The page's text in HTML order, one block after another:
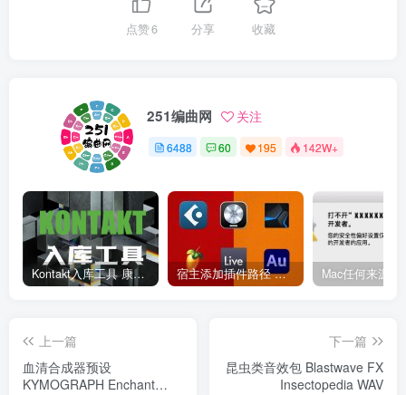
点赞6 分享 收藏
251编曲网 关注
6488 60 195 142W+
Kontakt入库工具 康泰克入库教程 宿主添加插件路径 插件路径设置 VSTPlugins路径
上一篇
血清合成器预设
KYMOGRAPH Enchant
下一篇
昆虫类音效包 Blastwave FX
Insectopedia WAV